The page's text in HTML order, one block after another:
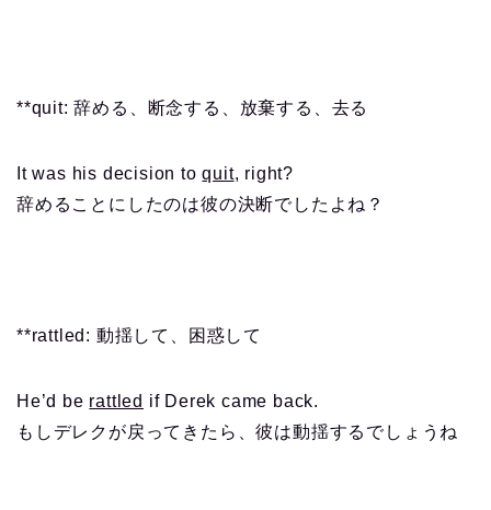
**quit: 辞める、断念する、放棄する、去る
It was his decision toquit, right?
辞めることにしたのは彼の決断でしたよね？
**rattled: 動揺して、困惑して
He’d be rattled if Derek came back.
もしデレクが戻ってきたら、彼は動揺するでしょうね